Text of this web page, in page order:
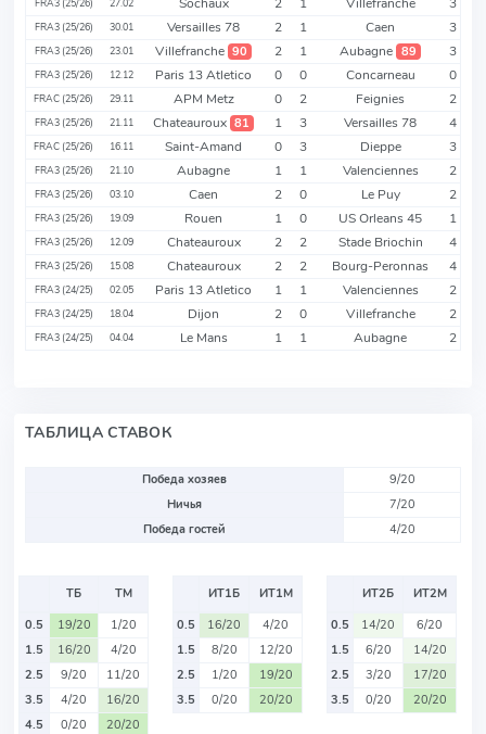
FRA3 (25/26) 27.02
FRA3 (25/26) 30.01 Versailles 78 2 1 Caen 3
FRA3 (25/26) 23.01 Villefranche 90 2 1 Aubagne 89 3
FRA3 (25/26) 12.12 Paris 13 Atletico 0 0 Concarneau 0
FRAC (25/26) 29.11 APM Metz 0 2 Feignies 2
FRA3 (25/26) 21.11 Chateauroux 81 1 3 Versailles 78 4
FRAC (25/26) 16.11 Saint-Amand 0 3 Dieppe 3
FRA3 (25/26) 21.10 Aubagne 1 1 Valenciennes 2
FRA3 (25/26) 03.10 Caen 2 0 Le Puy 2
FRA3 (25/26) 19.09 Rouen 1 0 US Orleans 45 1
FRA3 (25/26) 12.09 Chateauroux 2 2 Stade Briochin 4
FRA3 (25/26) 15.08 Chateauroux 2 2 Bourg-Peronnas 4
FRA3 (24/25) 02.05 Paris 13 Atletico 1 1 Valenciennes 2
FRA3 (24/25) 18.04 Dijon 2 0 Villefranche 2
FRA3 (24/25) 04.04 Le Mans 1 1 Aubagne 2
ТАБЛИЦА СТАВОК
Победа хозяев
9/20
Ничья
7/20
Победа гостей
4/20
ТБ
ТМ
0.5
19/20
1/20
1.5
16/20
4/20
2.5
9/20
11/20
3.5
4/20
16/20
4.5
0/20 20/20
ИТ1Б
ИТ1М
0.5
16/20
4/20
1.5
8/20
12/20
2.5
1/20
19/20
3.5
0/20 20/20
ИТ2Б
ИТ2М
0.5
14/20
6/20
1.5
6/20
14/20
2.5
3/20
17/20
3.5
0/20 20/20